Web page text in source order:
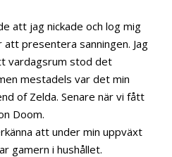
att jag nickade och log mig
presentera sanningen. Jag
vardagsrum stod det
mestadels var det min
of Zelda. Senare när vi fått
Doom.
att under min uppväxt
gamern i hushållet.